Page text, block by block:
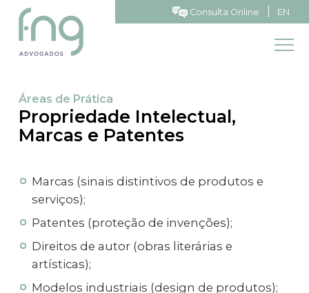
Consulta Online EN
Áreas de Prática
Propriedade Intelectual,
Marcas e Patentes
Marcas (sinais distintivos de produtos e
serviços);
Patentes (proteção de invenções);
Direitos de autor (obras literárias e
artísticas);
Modelos industriais (design de produtos);